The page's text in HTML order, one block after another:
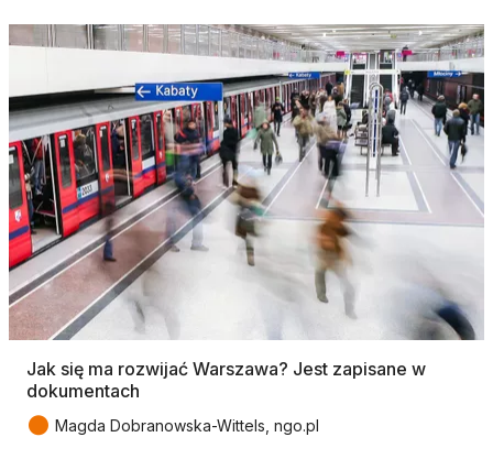
Jak się ma rozwijać Warszawa? Jest zapisane w
dokumentach
● Magda Dobranowska-Wittels, ngo.pl